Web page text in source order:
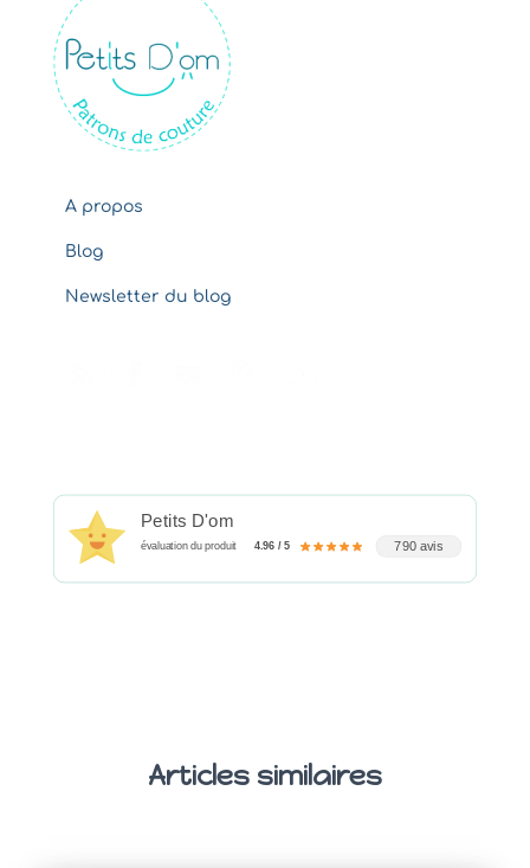
v
e
s
A propos
Blog
Newsletter du blog
Petits D'om
évaluation du produit 4.96 / 5 790 avis
Articles similaires